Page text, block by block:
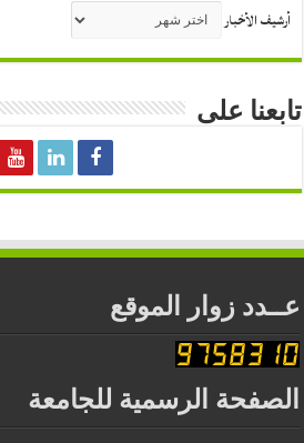
أرشيف الأخبار
تابعنا على
عــدد زوار الموقع
الصفحة الرسمية للجامعة